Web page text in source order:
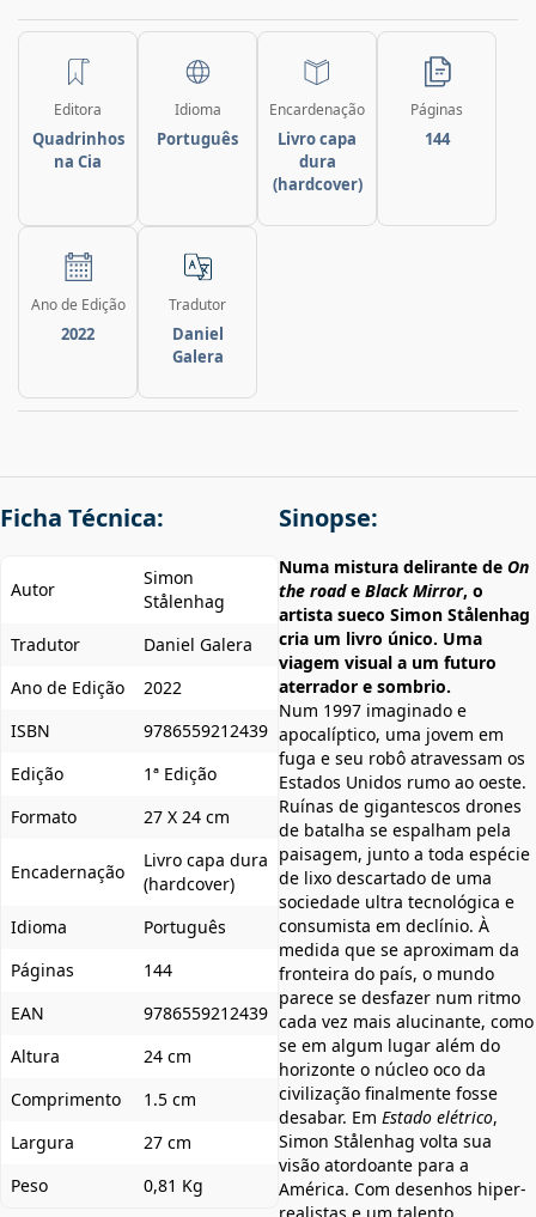
Editora
Quadrinhos
na Cia
Idioma
Português
Encardenação
Livro capa
dura
(hardcover)
Páginas
144
Ano de Edição
2022
Tradutor
Daniel
Galera
Ficha Técnica:
Autor
Simon
Stålenhag
Tradutor
Daniel Galera
Ano de Edição
2022
ISBN
9786559212439
Edição
1ª Edição
Formato
27 X 24 cm
Encadernação
Livro capa dura
(hardcover)
Idioma
Português
Páginas
144
EAN
9786559212439
Altura
24 cm
Comprimento
1.5 cm
Largura
27 cm
Peso
0,81 Kg
Sinopse:
Numa mistura delirante de On
the roade Black Mirror, o
artista sueco Simon Stålenhag
cria um livro único. Uma
viagem visual a um futuro
aterrador e sombrio.
Num 1997 imaginado e
apocalíptico, uma jovem em
fuga e seu robô atravessam os
Estados Unidos rumo ao oeste.
Ruínas de gigantescos drones
de batalha se espalham pela
paisagem, junto a toda espécie
de lixo descartado de uma
sociedade ultra tecnológica e
consumista em declínio. À
medida que se aproximam da
fronteira do país, o mundo
parece se desfazer num ritmo
cada vez mais alucinante, como
se em algum lugar além do
horizonte o núcleo oco da
civilização finalmente fosse
desabar. Em Estado elétrico,
Simon Stålenhag volta sua
visão atordoante para a
América. Com desenhos hiper-